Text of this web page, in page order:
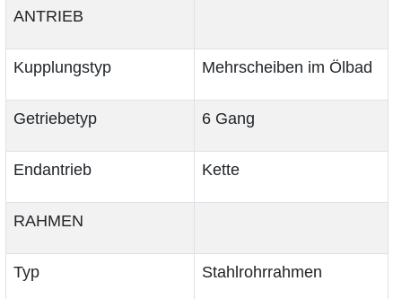
ANTRIEB
Kupplungstyp Mehrscheiben im Ölbad
Getriebetyp 6 Gang
Endantrieb Kette
RAHMEN
Typ Stahlrohrrahmen